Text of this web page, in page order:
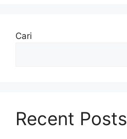
Cari
Recent Posts